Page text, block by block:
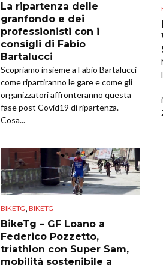
La ripartenza delle
granfondo e dei
professionisti con i
consigli di Fabio
Bartalucci
Scopriamo insieme a Fabio Bartalucci
come ripartiranno le gare e come gli
organizzatori affronteranno questa
fase post Covid19 di ripartenza.
Cosa...
BIKETG BIKETG
BikeTg – GF Loano a
Federico Pozzetto,
triathlon con Super Sam,
mobilità sostenibile a